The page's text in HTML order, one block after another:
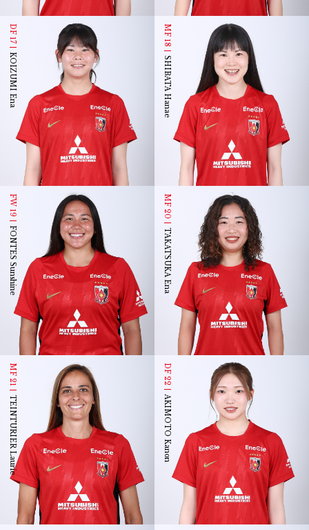
DF 17
KOIZUMI Ena
MF 18
SHIBATA Hanae
FW 19
FONTES Sunshine
MF 20
TAKATSUKA Ena
MF 21
TEINTURIER Laurie
DF 22
AKIMOTO Kanon